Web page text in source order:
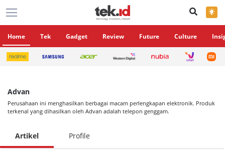
×
Home Tek Gadget Review Future Culture
Advan
Perusahaan ini menghasilkan berbagai macam perlengkapan elektronik. Produk
terkenal yang dihasilkan oleh Advan adalah telepon genggam.
Artikel Profile